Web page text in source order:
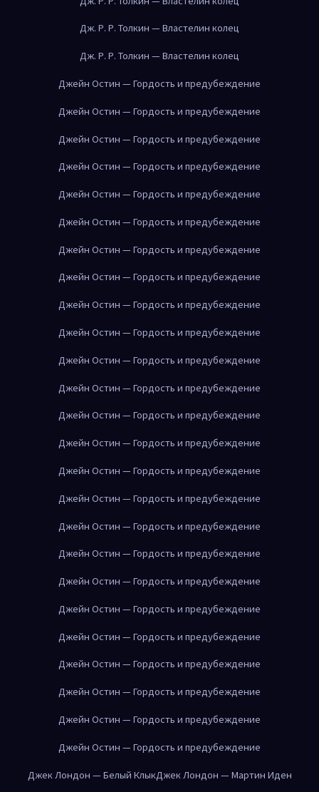
Дж. Р. Р. Толкин — Властелин колец
Дж. Р. Р. Толкин — Властелин колец
Джейн Остин — Гордость и предубеждение
Джейн Остин — Гордость и предубеждение
Джейн Остин — Гордость и предубеждение
Джейн Остин — Гордость и предубеждение
Джейн Остин — Гордость и предубеждение
Джейн Остин — Гордость и предубеждение
Джейн Остин — Гордость и предубеждение
Джейн Остин — Гордость и предубеждение
Джейн Остин — Гордость и предубеждение
Джейн Остин — Гордость и предубеждение
Джейн Остин — Гордость и предубеждение
Джейн Остин — Гордость и предубеждение
Джейн Остин — Гордость и предубеждение
Джейн Остин — Гордость и предубеждение
Джейн Остин — Гордость и предубеждение
Джейн Остин — Гордость и предубеждение
Джейн Остин — Гордость и предубеждение
Джейн Остин — Гордость и предубеждение
Джейн Остин — Гордость и предубеждение
Джейн Остин — Гордость и предубеждение
Джейн Остин — Гордость и предубеждение
Джейн Остин — Гордость и предубеждение
Джейн Остин — Гордость и предубеждение
Джейн Остин — Гордость и предубеждение
Джейн Остин — Гордость и предубеждение
Джек Лондон — Белый КлыкДжек Лондон — Мартин Иден